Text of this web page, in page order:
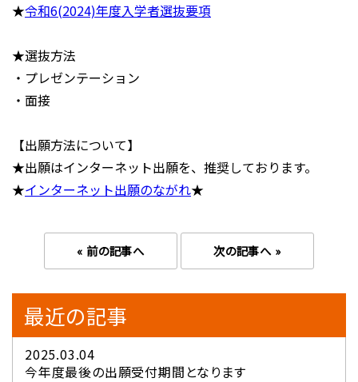
★令和6(2024)年度入学者選抜要項
★選抜方法
・プレゼンテーション
・面接
【出願方法について】
★出願はインターネット出願を、推奨しております。
★インターネット出願のながれ★
« 前の記事へ 次の記事へ »
最近の記事
2025.03.04
今年度最後の出願受付期間となります